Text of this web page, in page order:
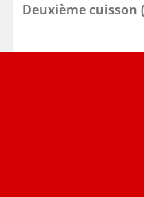
Deuxième